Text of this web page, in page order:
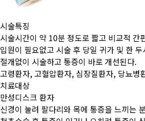
시술특징
시술시간이 약 10분 정도로 짧고 비교적 간
입원이 필요없고 시술 후 당일 귀가 및 한
절개없이 시술하고 통증이 바로 개선된다.
고령환자, 고혈압환자, 심장질환자, 당뇨병
치료대상
만성디스크 환자
신경이 눌려 팔다리와 목에 통증을 느끼는 분